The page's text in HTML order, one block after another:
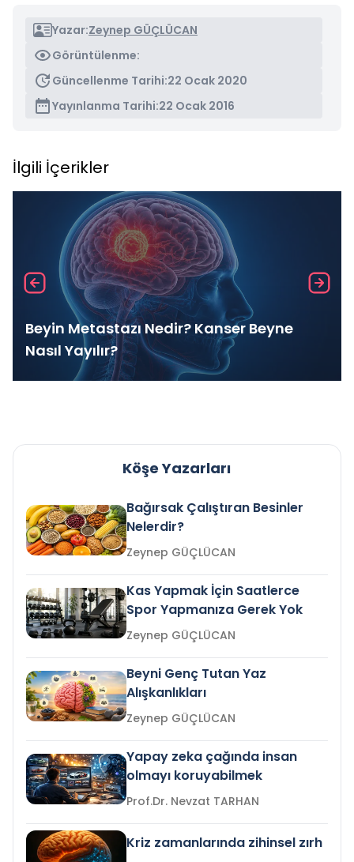
Yazar:Zeynep GÜÇLÜCAN
Görüntülenme:
Güncellenme Tarihi:22 Ocak 2020
Yayınlanma Tarihi:22 Ocak 2016
İlgili İçerikler
Beyin Metastazı Nedir? Kanser Beyne
Nasıl Yayılır?
Köşe Yazarları
Bağırsak Çalıştıran Besinler
Nelerdir?
Zeynep GÜÇLÜCAN
Kas Yapmak İçin Saatlerce
Spor Yapmanıza Gerek Yok
Zeynep GÜÇLÜCAN
Beyni Genç Tutan Yaz
Alışkanlıkları
Zeynep GÜÇLÜCAN
Yapay zeka çağında insan
olmayı koruyabilmek
Prof.Dr. Nevzat TARHAN
Kriz zamanlarında zihinsel zırh